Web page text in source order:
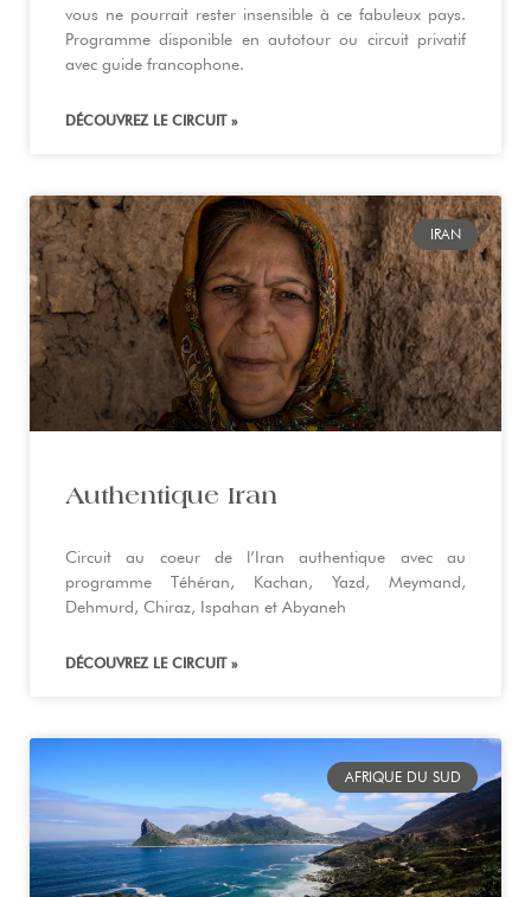
vous ne pourrait rester insensible à ce fabuleux pays.
Programme disponible en autotour ou circuit privatif
avec guide francophone.
DÉCOUVREZ LE CIRCUIT »
IRAN
Authentique Iran
Circuit au coeur de l’Iran authentique avec au
programme Téhéran, Kachan, Yazd, Meymand,
Dehmurd, Chiraz, Ispahan et Abyaneh
DÉCOUVREZ LE CIRCUIT »
AFRIQUE DU SUD